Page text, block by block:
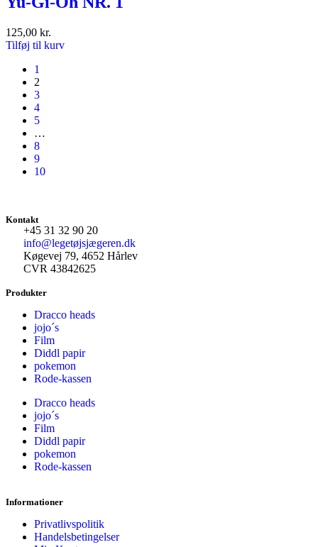
125,00 kr.
Tilføj til kurv
1
2
3
4
5
…
8
9
10
Kontakt
+45 31 32 90 20
info@legetøjsjægeren.dk
Køgevej 79, 4652 Hårlev
CVR 43842625
Produkter
Dracco heads
jojo´s
Film
Diddl papir
pokemon
Rode-kassen
Dracco heads
jojo´s
Film
Diddl papir
pokemon
Rode-kassen
Informationer
Privatlivspolitik
Handelsbetingelser